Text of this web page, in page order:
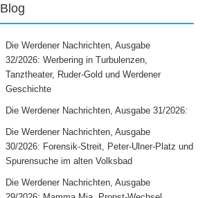
Blog
Die Werdener Nachrichten, Ausgabe
32/2026: Werbering in Turbulenzen,
Tanztheater, Ruder-Gold und Werdener
Geschichte
Die Werdener Nachrichten, Ausgabe 31/2026:
Die Werdener Nachrichten, Ausgabe
30/2026: Forensik-Streit, Peter-Ulner-Platz und
Spurensuche im alten Volksbad
Die Werdener Nachrichten, Ausgabe